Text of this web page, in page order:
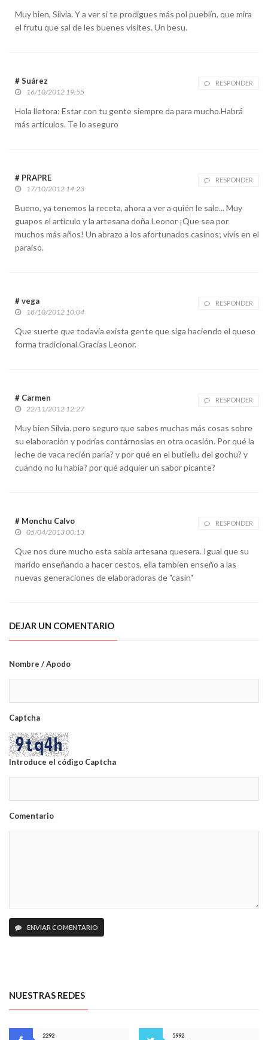
Muy bien, Silvia. Y a ver si te prodigues más pol pueblín, que mira
el frutu que sal de les buenes visites. Un besu.
# Suárez RESPONDER
16/10/2012 19:55
Hola lletora: Estar con tu gente siempre da para mucho.Habrá
más artículos. Te lo aseguro
# PRAPRE RESPONDER
17/10/2012 14:23
Bueno, ya tenemos la receta, ahora a ver a quién le sale... Muy
guapos el artículo y la artesana doña Leonor ¡Que sea por
muchos más años! Un abrazo a los afortunados casinos; vivís en el
paraiso.
# vega RESPONDER
18/10/2012 10:04
Que suerte que todavía exista gente que siga haciendo el queso
forma tradicional.Gracias Leonor.
# Carmen RESPONDER
22/11/2012 12:27
Muy bien Silvia. pero seguro que sabes muchas más cosas sobre
su elaboración y podrías contárnoslas en otra ocasión. Por qué la
leche de vaca recién paría? y por qué en el butiellu del gochu? y
cuándo no lu había? por qué adquier un sabor picante?
# Monchu Calvo RESPONDER
05/04/2013 00:13
Que nos dure mucho esta sabia artesana quesera. Igual que su
marido enseñando a hacer cestos, ella tambien enseño a las
nuevas generaciones de elaboradoras de "casín"
DEJAR UN COMENTARIO
Nombre / Apodo
Captcha
Introduce el código Captcha
Comentario
ENVIAR COMENTARIO
NUESTRAS REDES
2292
5992